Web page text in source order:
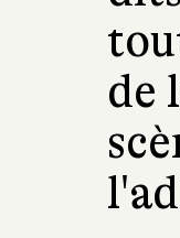
de